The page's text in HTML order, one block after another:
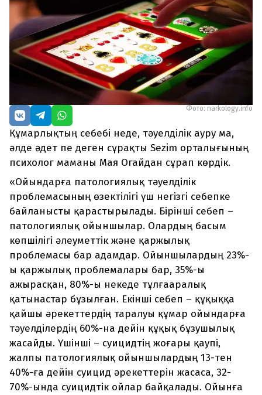
Фото: narkology.info
Құмарлықтың себебі неде, тәуелділік ауру ма,
әлде әдет пе деген сұрақты Sezim орталығының
психолог маманы Мая Огайдан сұрап көрдік.
«Ойындарға патологиялық тәуелділік
проблемасының өзектілігі үш негізгі себепке
байланысты қарастырылады. Бірінші себеп –
патологиялық ойыншылар. Олардың басым
көпшілігі әлеуметтік және қаржылық
проблемасы бар адамдар. Ойыншылардың 23%-
ы қаржылық проблемалары бар, 35%-ы
ажырасқан, 80%-ы некеде тұлғааралық
қатынастар бұзылған. Екінші себеп – құқыққа
қайшы әрекеттердің таралуы құмар ойындарға
тәуелділердің 60%-на дейін құқық бұзушылық
жасайды. Үшінші – суицидтің жоғары қаупі,
жалпы патологиялық ойыншылардың 13-тен
40%-ға дейін суицид әрекеттерін жасаса, 32-
70%-ында суицидтік ойлар байқалады. Ойынға